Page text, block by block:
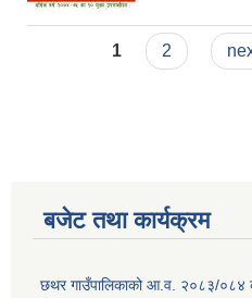
Pages
1 2
बजेट तथा कार्यक्रम
छथर गाउँपालिकाको आ.व. २०८३/०८४